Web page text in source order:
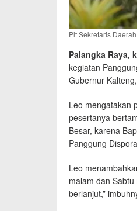
Plt Sekretaris
Palangka Raya,
kegiatan
Gubernur
Leo mengatakan
pesertanya
Besar, karena
Panggung
Leo
malam dan
berlanjut,”